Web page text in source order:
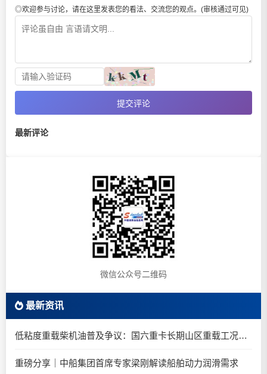
◎欢迎参与讨论，请在这里发表您的看法、交流您的观点。(审核通过可见)
提交评论
最新评论
微信公众号二维码
最新资讯
低粘度重载柴机油普及争议：国六重卡长期山区重载工况是否适合0W-20柴油机油？
重磅分享｜中船集团首席专家梁刚解读船舶动力润滑需求